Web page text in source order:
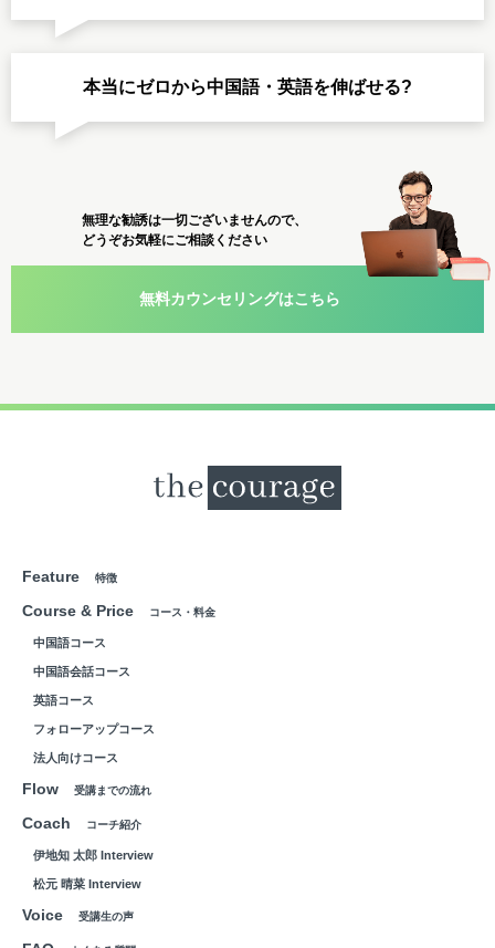
本当にゼロから中国語・英語を伸ばせる?
無理な勧誘は一切ございませんので、
どうぞお気軽にご相談ください
無料カウンセリングはこちら
Feature 特徴
Course & Price コース・料金
中国語コース
中国語会話コース
英語コース
フォローアップコース
法人向けコース
Flow 受講までの流れ
Coach コーチ紹介
伊地知 太郎 Interview
松元 晴菜 Interview
Voice 受講生の声